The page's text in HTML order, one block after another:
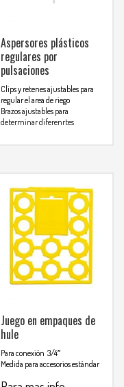
Aspersores plásticos
regulares por
pulsaciones
Clips y retenes ajustables para
regular el area de riego
Brazos ajustables para
determinar diferenrtes
Para mas info
comunicarse al
WHATSAPP
3134392699
Juego en empaques de
hule
Para conexión 3/4″
Medida para accesorios estándar